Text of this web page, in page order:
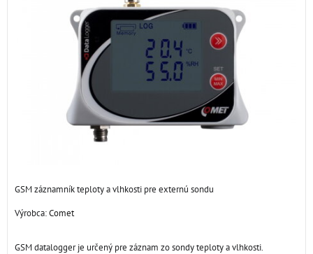
GSM záznamník teploty a vlhkosti pre externú sondu
Výrobca:Comet
GSM datalogger je určený pre záznam zo sondy teploty a vlhkosti.